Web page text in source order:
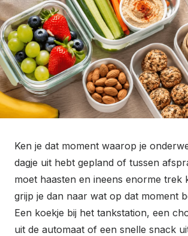
o
n
Ken je dat moment waarop je
dagje uit hebt gepland of tussen
moet haasten en ineens enorme trek
grijp je dan naar wat op dat moment
Een koekje bij het tankstation, een
uit de automaat of een snelle snack